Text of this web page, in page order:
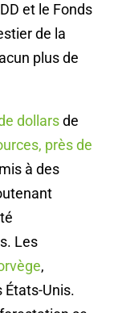
et le Fonds
de la
plus de
dollarsde
près de
à des
Les
,
États-Unis.